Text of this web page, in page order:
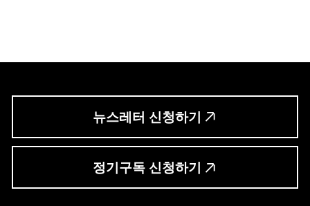
뉴스레터 신청하기
정기구독 신청하기